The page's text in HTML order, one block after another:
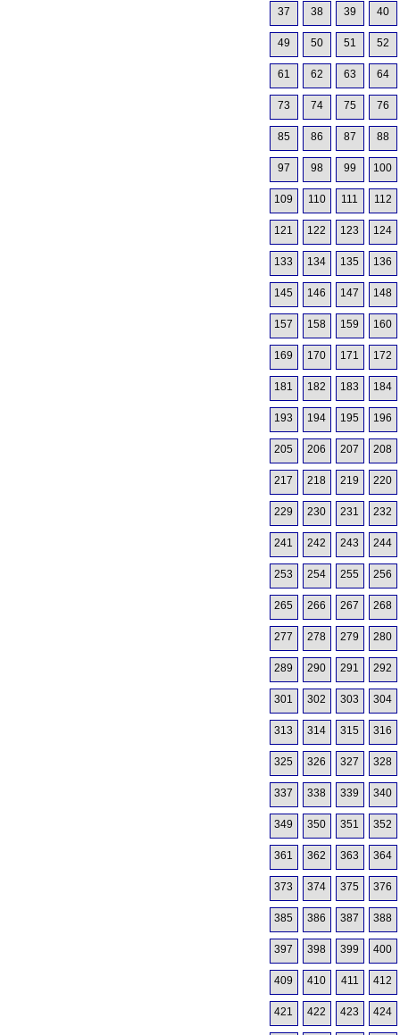
37 38 39 40
49 50 51 52
61 62 63 64
73 74 75 76
85 86 87 88
97 98 99 100
109 110 111 112
121 122 123 124
133 134 135 136
145 146 147 148
157 158 159 160
169 170 171 172
181 182 183 184
193 194 195 196
205 206 207 208
217 218 219 220
229 230 231 232
241 242 243 244
253 254 255 256
265 266 267 268
277 278 279 280
289 290 291 292
301 302 303 304
313 314 315 316
325 326 327 328
337 338 339 340
349 350 351 352
361 362 363 364
373 374 375 376
385 386 387 388
397 398 399 400
409 410 411 412
421 422 423 424